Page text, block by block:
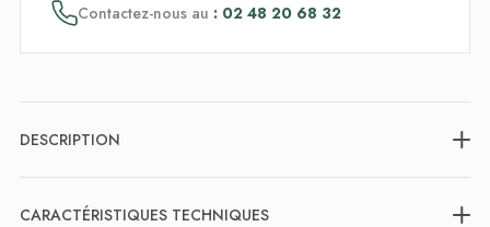
Contactez-nous au : 02 48 20 68 32
DESCRIPTION
CARACTÉRISTIQUES TECHNIQUES